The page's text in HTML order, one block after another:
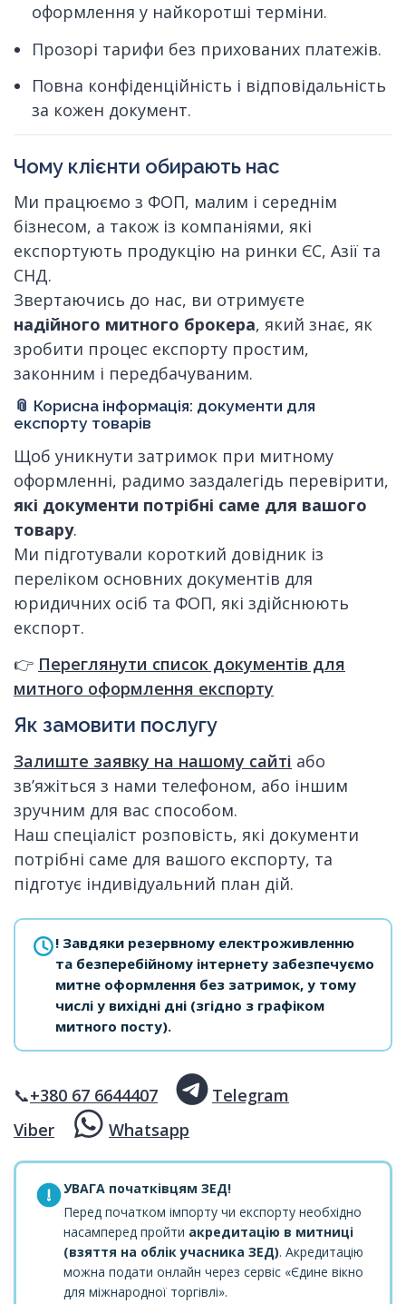
оформлення у найкоротші терміни.
Прозорі тарифи без прихованих платежів.
Повна конфіденційність і відповідальність
за кожен документ.
Чому клієнти обирають нас
Ми працюємо з ФОП, малим і середнім
бізнесом, а також із компаніями, які
експортують продукцію на ринки ЄС, Азії та
СНД.
Звертаючись до нас, ви отримуєте
надійного митного брокера, який знає, як
зробити процес експорту простим,
законним і передбачуваним.
📎 Корисна інформація: документи для
експорту товарів
Щоб уникнути затримок при митному
оформленні, радимо заздалегідь перевірити,
які документи потрібні саме для вашого
товару.
Ми підготували короткий довідник із
переліком основних документів для
юридичних осіб та ФОП, які здійснюють
експорт.
👉 Переглянути список документів для
митного оформлення експорту
Як замовити послугу
Залиште заявку на нашому сайті або
зв’яжіться з нами телефоном, або іншим
зручним для вас способом.
Наш спеціаліст розповість, які документи
потрібні саме для вашого експорту, та
підготує індивідуальний план дій.
! Завдяки резервному електроживленню
та безперебійному інтернету забезпечуємо
митне оформлення без затримок, у тому
числі у вихідні дні (згідно з графіком
митного посту).
📞+380 67 6644407
Telegram
Viber
Whatsapp
УВАГА початківцям ЗЕД!
Перед початком імпорту чи експорту необхідно
насамперед пройти акредитацію в митниці
(взяття на облік учасника ЗЕД). Акредитацію
можна подати онлайн через сервіс «Єдине вікно
для міжнародної торгівлі».